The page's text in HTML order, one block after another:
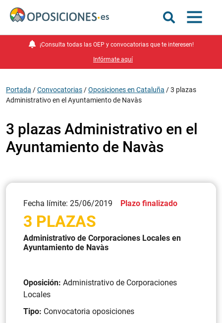
¡Consulta todas las OEP y convocatorias que te interesen!
Infórmate aquí
Portada /Convocatorias /Oposiciones en Cataluña /3 plazas
Administrativo en el Ayuntamiento de Navàs
3 plazas Administrativo en el
Ayuntamiento de Navàs
Fecha límite: 25/06/2019 Plazo finalizado
3 PLAZAS
Administrativo de Corporaciones Locales en
Ayuntamiento de Navàs
Oposición: Administrativo de Corporaciones
Locales
Tipo: Convocatoria oposiciones